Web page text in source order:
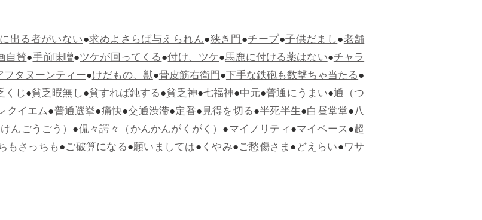
出る者がいない●求めよさらば与えられん●狭き門●チープ●子供だまし●老舗
自賛●手前味噌●ツケが回ってくる●付け、ツケ●馬鹿に付ける薬はない●チャラ
フタヌーンティー●けだもの、獣●骨皮筋右衛門●下手な鉄砲も数撃ちゃ当たる●
くじ●貧乏暇無し●貧すれば鈍する●貧乏神●七福神●中元●普通にうまい●通（つ
クイエム●普通選挙●痛快●交通渋滞●定番●見得を切る●半死半生●白昼堂堂●八
んごうごう）●侃々諤々（かんかんがくがく）●マイノリティ●マイペース●超
もさっちも●ご破算になる●願いましては●くやみ●ご愁傷さま●どえらい●ワサ